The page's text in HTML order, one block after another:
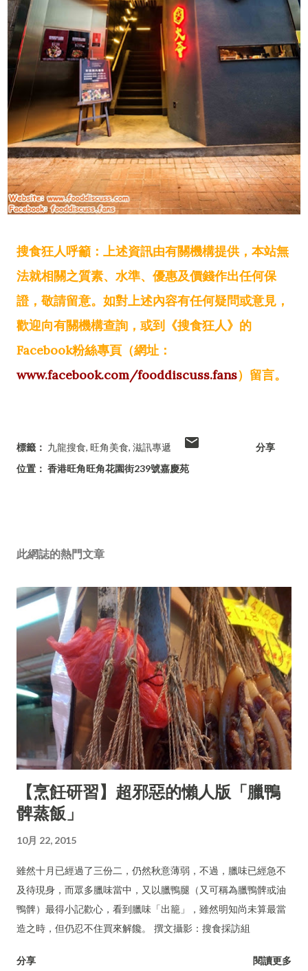
搜食狂人呼籲：上述資訊由有關機構提供，本站無
法就相關之質素、水準、優惠及價錢作出任何保
證，敬請留意。如對上述內容有任何疑問或意見，
歡迎向有關機構查詢，或到《搜食狂人》的
Facebook粉絲專頁（網址：
www.facebook.com/fooddiscuss.fans）留言。
標籤： 九龍搜食 旺角美食 滋訊專遞
位置： 香港旺角旺角花園街239號嘉慶苑
分享
此網誌的熱門文章
【烹飪研習】超邪惡的懶人版「臘鴨
髀蒸飯」
10月 22, 2015
雖然十月已經過了三份二，仍然秋意薄弱，不過，臘味已經急不
及待現身，而眾多臘味當中，又以臘鴨腿（又可稱為臘鴨髀或油
鴨髀）最得小記歡心，看到臘味「出籠」，雖然明知尚未算最當
造之時，但仍忍不住買來解饞。 撰文攝影：搜食採訪組
分享 閱讀更多